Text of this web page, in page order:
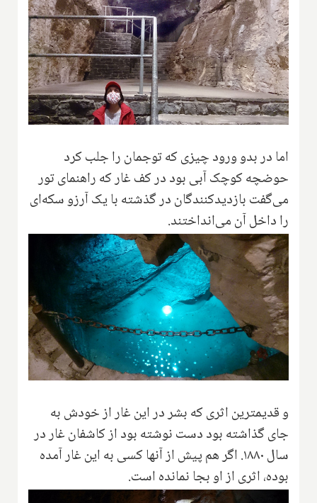
اما در بدو ورود چیزی که توجمان را جلب کرد
حوضچه کوچک آبی بود در کف غار که راهنمای تور
می‌گفت بازدیدکنندگان در گذشته با یک آرزو سکه‌ای
را داخل آن می‌انداختند.
و قدیمترین اثری که بشر در این غار از خودش به
جای گذاشته بود دست نوشته بود از کاشفان غار در
سال ۱۸۸۰. اگر هم پیش از آنها کسی به این غار آمده
بوده، اثری از او بجا نمانده است.